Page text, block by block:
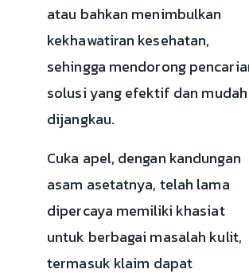
atau bahkan menimbulkan
kekhawatiran kesehatan,
sehingga mendorong
solusi yang efektif dan mudah
dijangkau.
Cuka apel, dengan kandungan
asam asetatnya, telah lama
dipercaya memiliki khasiat
untuk berbagai masalah kulit,
termasuk klaim dapat